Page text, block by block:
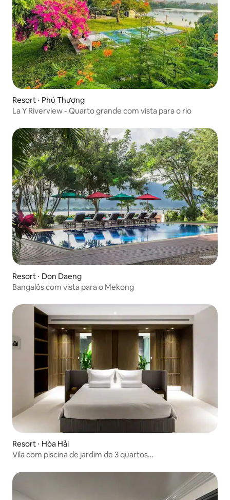
Resort ⋅ Phú Thượng
La Y Riverview - Quarto grande com vista para o rio
Resort ⋅ Don Daeng
Bangalôs com vista para o Mekong
Resort ⋅ Hòa Hải
Vila com piscina de jardim de 3 quartos